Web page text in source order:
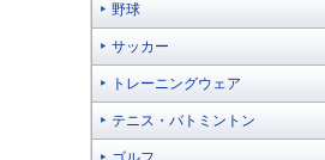
野球
サッカー
トレーニングウェア
テニス・バトミントン